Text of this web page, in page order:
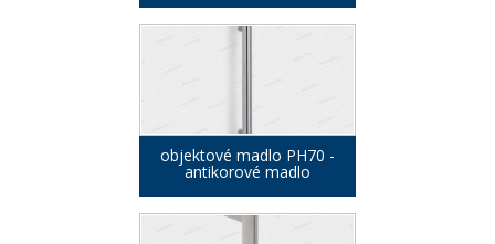
objektové madlo PH70 -
antikorové madlo